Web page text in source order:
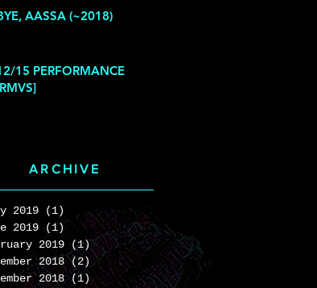
AASSA (~2018)
15 PERFORMANCE
ARCHIVE
2019 (1)
1 post
2019
(1)1 post
2019
(1)1 post
2018 (2) 2 posts
2018 (1)1 post